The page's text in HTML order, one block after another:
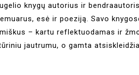
knygų autorius ir
esė ir poeziją. Savo
– kartu reflektuodamas ir
jautrumu, o gamta